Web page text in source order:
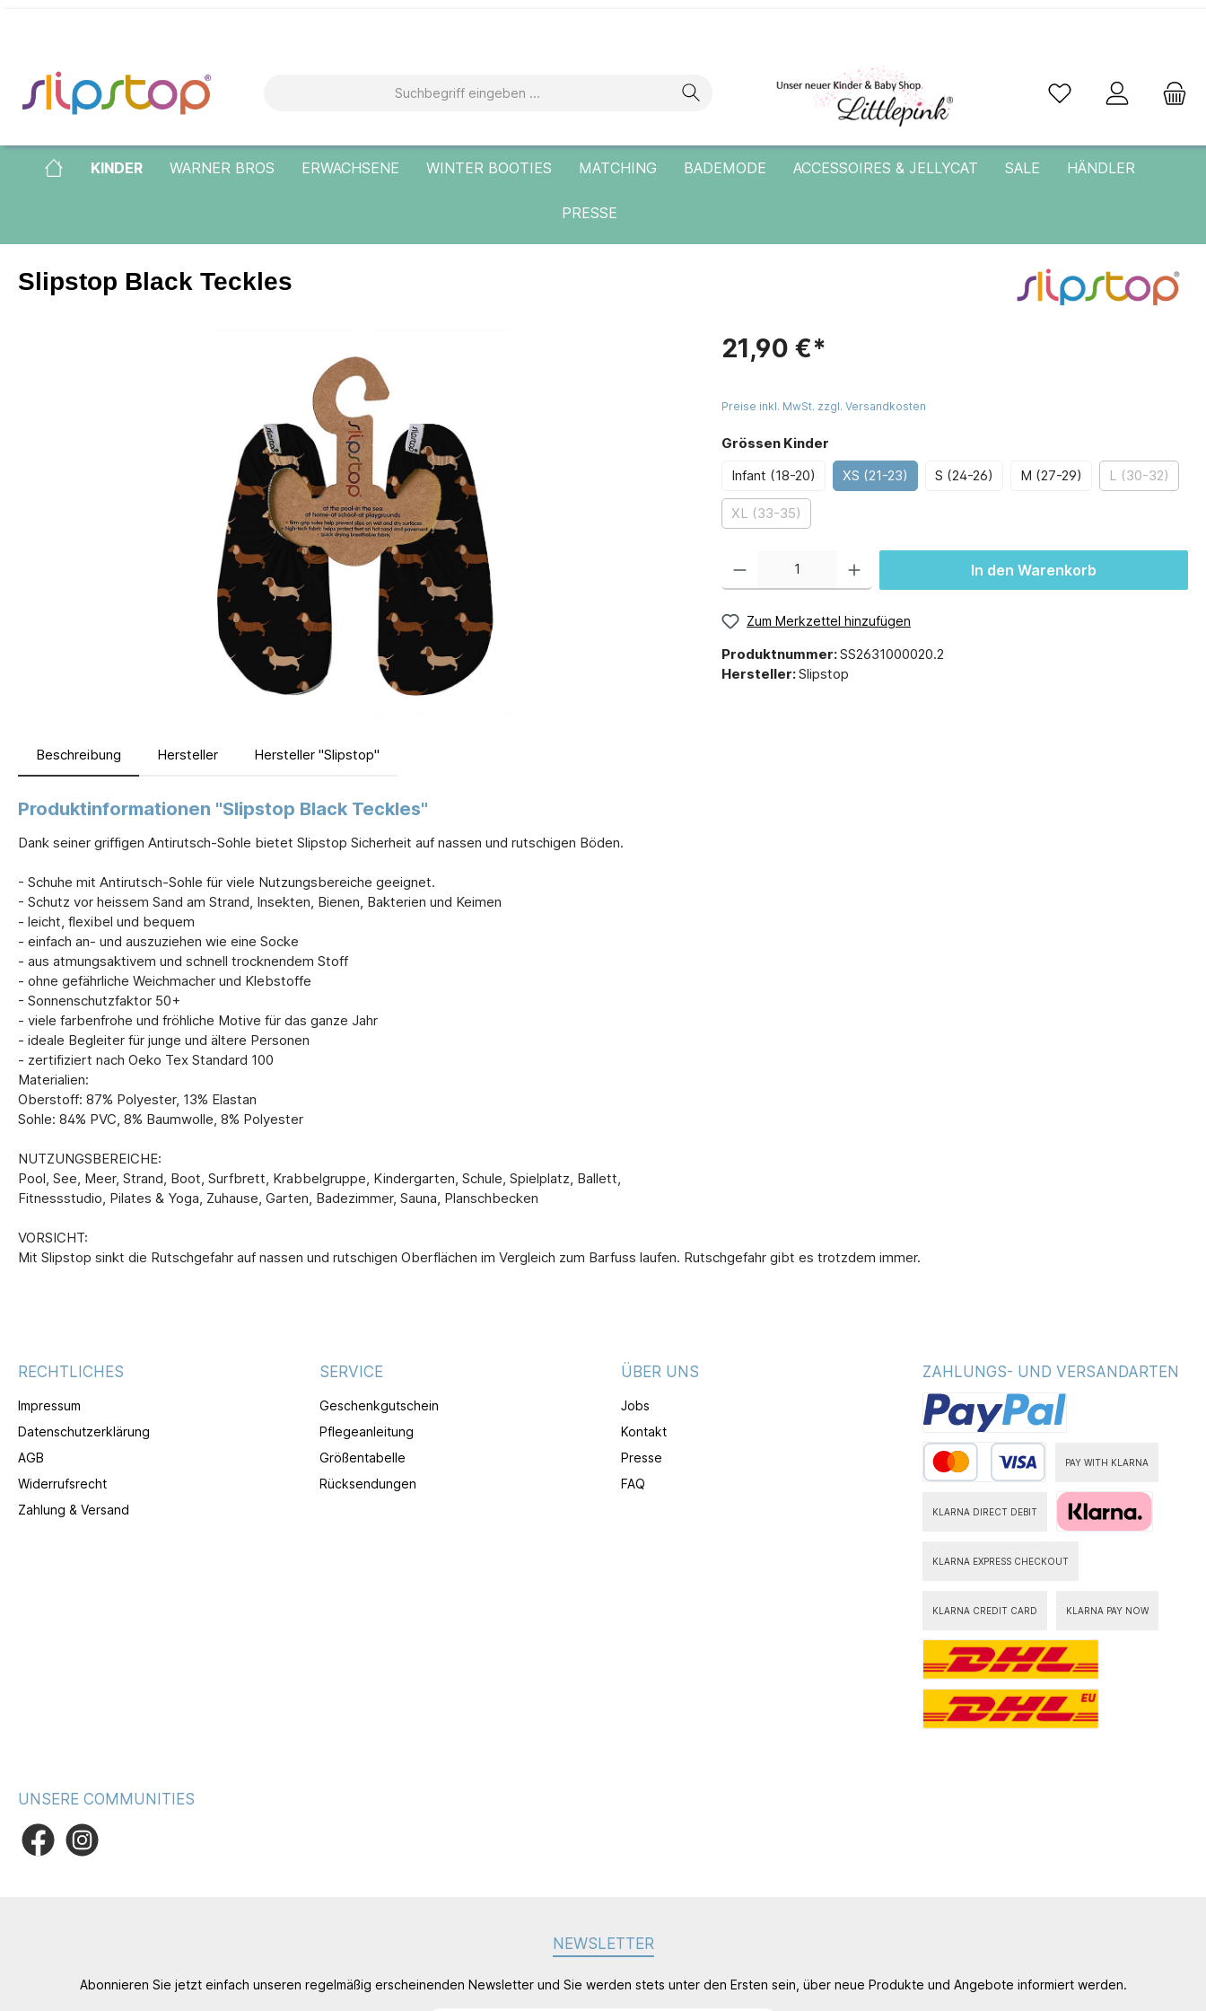
KINDER WARNER BROS ERWACHSENE WINTER BOOTIES MATCHING BADEMODE ACCESSOIRES & JELLYCAT SALE HÄNDLER
PRESSE
Slipstop Black Teckles
21,90 €*
Preise inkl. MwSt. zzgl. Versandkosten
Grössen Kinder
Infant (18-20)
XS (21-23) S (24-26) M (27-29) L (30-32)
XL (33-35)
In den Warenkorb
Zum Merkzettel hinzufügen
Produktnummer:SS2631000020.2
Hersteller:Slipstop
Beschreibung Hersteller Hersteller "Slipstop"
Produktinformationen "Slipstop Black Teckles"
Dank seiner griffigen Antirutsch-Sohle bietet Slipstop Sicherheit auf nassen und rutschigen Böden.
- Schuhe mit Antirutsch-Sohle für viele Nutzungsbereiche geeignet.
- Schutz vor heissem Sand am Strand, Insekten, Bienen, Bakterien und Keimen
- leicht, flexibel und bequem
- einfach an- und auszuziehen wie eine Socke
- aus atmungsaktivem und schnell trocknendem Stoff
- ohne gefährliche Weichmacher und Klebstoffe
- Sonnenschutzfaktor 50+
- viele farbenfrohe und fröhliche Motive für das ganze Jahr
- ideale Begleiter für junge und ältere Personen
- zertifiziert nach Oeko Tex Standard 100
Materialien:
Oberstoff: 87% Polyester, 13% Elastan
Sohle: 84% PVC, 8% Baumwolle, 8% Polyester
NUTZUNGSBEREICHE:
Pool, See, Meer, Strand, Boot, Surfbrett, Krabbelgruppe, Kindergarten, Schule, Spielplatz, Ballett,
Fitnessstudio, Pilates & Yoga, Zuhause, Garten, Badezimmer, Sauna, Planschbecken
VORSICHT:
Mit Slipstop sinkt die Rutschgefahr auf nassen und rutschigen Oberflächen im Vergleich zum Barfuss laufen. Rutschgefahr gibt es trotzdem immer.
RECHTLICHES
Impressum
Datenschutzerklärung
AGB
Widerrufsrecht
Zahlung & Versand
SERVICE
Geschenkgutschein
Pflegeanleitung
Größentabelle
Rücksendungen
ÜBER UNS
Jobs
Kontakt
Presse
FAQ
ZAHLUNGS- UND VERSANDARTEN
PAY WITH KLARNA
KLARNA DIRECT DEBIT
KLARNA EXPRESS CHECKOUT
KLARNA CREDIT CARD KLARNA PAY NOW
UNSERE COMMUNITIES
NEWSLETTER
Abonnieren Sie jetzt einfach unseren regelmäßig erscheinenden Newsletter und Sie werden stets unter den Ersten sein, über neue Produkte und Angebote informiert werden.